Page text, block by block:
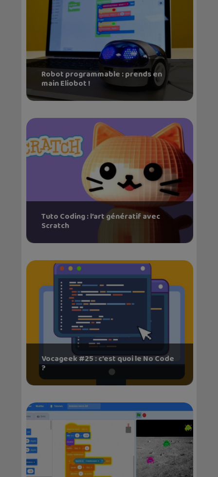
Robot programmable : prends en
main Eliobot !
Tuto Coding : l’art génératif avec
Scratch
Vocageek #25 : c’est quoi le No Code
?